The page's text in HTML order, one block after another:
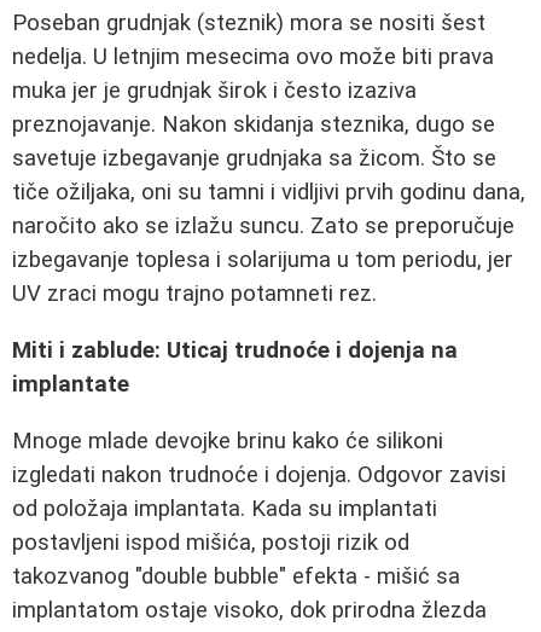
Poseban grudnjak (steznik) mora se nositi šest
nedelja. U letnjim mesecima ovo može biti prava
muka jer je grudnjak širok i često izaziva
preznojavanje. Nakon skidanja steznika, dugo se
savetuje izbegavanje grudnjaka sa žicom. Što se
tiče ožiljaka, oni su tamni i vidljivi prvih godinu dana,
naročito ako se izlažu suncu. Zato se preporučuje
izbegavanje toplesa i solarijuma u tom periodu, jer
UV zraci mogu trajno potamneti rez.
Miti i zablude: Uticaj trudnoće i dojenja na
implantate
Mnoge mlade devojke brinu kako će silikoni
izgledati nakon trudnoće i dojenja. Odgovor zavisi
od položaja implantata. Kada su implantati
postavljeni ispod mišića, postoji rizik od
takozvanog "double bubble" efekta - mišić sa
implantatom ostaje visoko, dok prirodna žlezda